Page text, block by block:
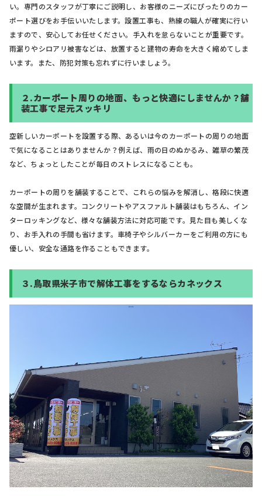
い。専門のスタッフが丁寧にご説明し、お客様のニーズにぴったりのカー
ポート選びをお手伝いいたします。設置工事も、熟練の職人が確実に行い
ますので、安心してお任せください。手入れを怠らないことが重要です。
雨漏りやシロアリ被害などは、放置すると建物の寿命を大きく縮めてしま
います。また、防犯対策も忘れずに行いましょう。
２.カーポート周りの地面、もっと快適にしませんか？舗
装工事で足元スッキリ
空新しいカーポートを設置する際、あるいは今のカーポートの周りの地面
で気になることはありませんか？例えば、雨の日のぬかるみ、雑草の繁茂
など、ちょっとしたことが毎日のストレスになることも。
カーポートの周りを舗装することで、これらの悩みを解消し、格段に快適
な空間が生まれます。コンクリートやアスファルト舗装はもちろん、イン
ターロッキングなど、様々な舗装方法に対応可能です。見た目も美しくな
り、お手入れの手間も省けます。車椅子やシルバーカーをご利用の方にも
優しい、安全な通路を作ることもできます。
３.鳥取県米子市で解体工事をするならカネックス